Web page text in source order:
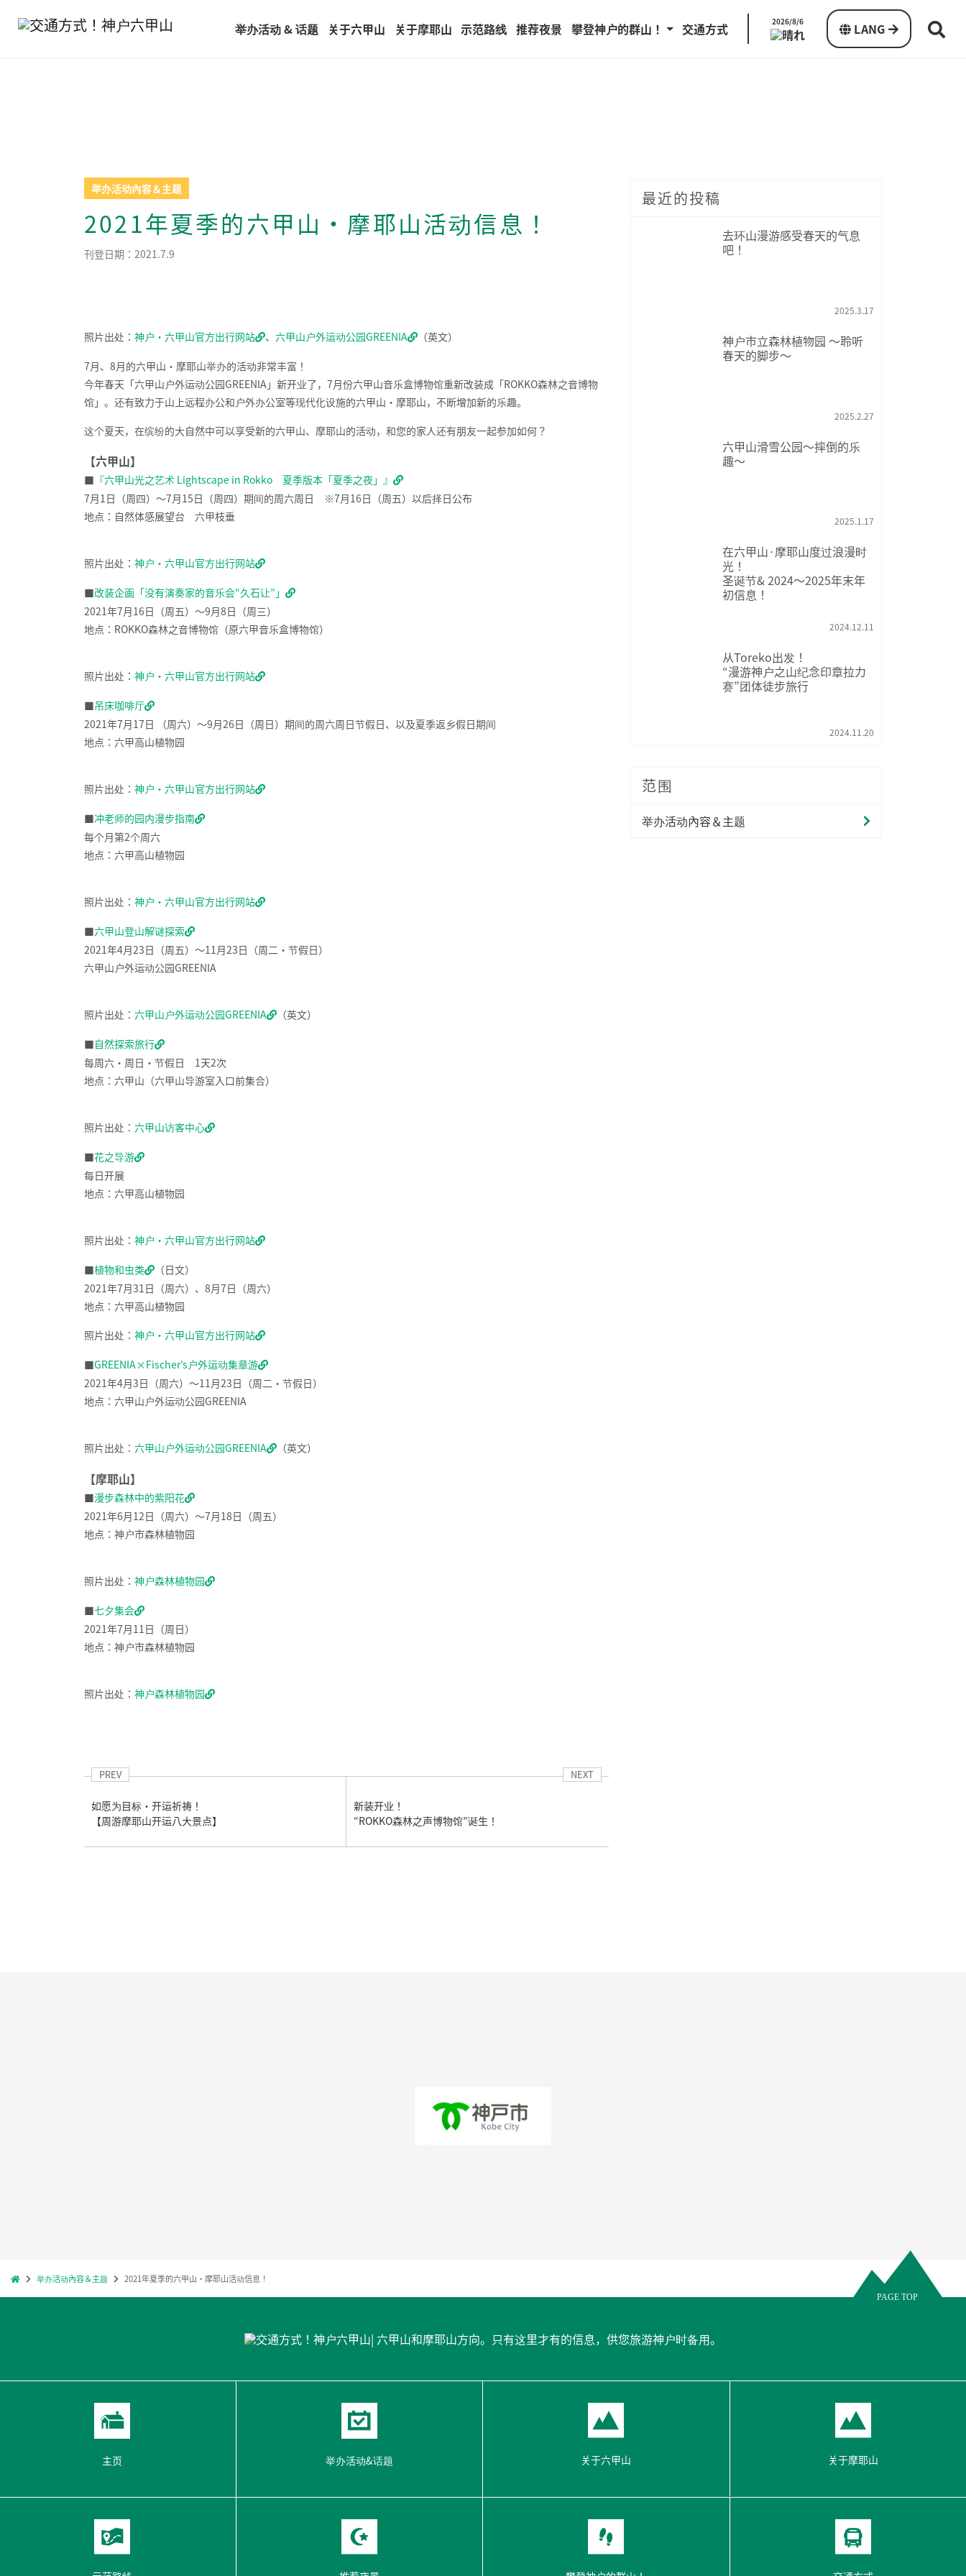
举办活动 & 话题(current)
关于六甲山 关于摩耶山 示范路线 推荐夜景 攀登神户的群山！ 交通方式 2026/8/6 LANG
举办活动內容＆主题
2021年夏季的六甲山・摩耶山活动信息！
刊登日期：2021.7.9
照片出处： 神户・六甲山官方出行网站 、 六甲山户外运动公园GREENIA （英文）
7月、8月的六甲山・摩耶山举办的活动非常丰富！
今年春天「六甲山户外运动公园GREENIA」新开业了，7月份六甲山音乐盒博物馆重新改装成「ROKKO森林之音博物
馆」。还有致力于山上远程办公和户外办公室等现代化设施的六甲山・摩耶山，不断增加新的乐趣。
这个夏天，在缤纷的大自然中可以享受新的六甲山、摩耶山的活动，和您的家人还有朋友一起参加如何？
【六甲山】
■ 『六甲山光之艺术 Lightscape in Rokko 夏季版本「夏季之夜」』
7月1日（周四）～7月15日（周四）期间的周六周日 ※7月16日（周五）以后择日公布
地点：自然体感展望台 六甲枝垂
照片出处： 神户・六甲山官方出行网站
■改装企画「没有演奏家的音乐会“久石让”」
2021年7月16日（周五）～9月8日（周三）
地点：ROKKO森林之音博物馆（原六甲音乐盒博物馆）
照片出处： 神户・六甲山官方出行网站
■吊床咖啡厅
2021年7月17日 （周六）～9月26日（周日）期间的周六周日节假日、以及夏季返乡假日期间
地点：六甲高山植物园
照片出处： 神户・六甲山官方出行网站
■冲老师的园内漫步指南
每个月第2个周六
地点：六甲高山植物园
照片出处： 神户・六甲山官方出行网站
■六甲山登山解谜探索
2021年4月23日（周五）～11月23日（周二・节假日）
六甲山户外运动公园GREENIA
照片出处： 六甲山户外运动公园GREENIA （英文）
■自然探索旅行
每周六・周日・节假日 1天2次
地点：六甲山（六甲山导游室入口前集合）
照片出处： 六甲山访客中心
■花之导游
每日开展
地点：六甲高山植物园
照片出处： 神户・六甲山官方出行网站
■植物和虫类
（日文）
2021年7月31日（周六）、8月7日（周六）
地点：六甲高山植物园
照片出处： 神户・六甲山官方出行网站
■GREENIA×Fischer’s户外运动集章游
2021年4月3日（周六）～11月23日（周二・节假日）
地点：六甲山户外运动公园GREENIA
照片出处： 六甲山户外运动公园GREENIA （英文）
【摩耶山】
■漫步森林中的紫阳花
2021年6月12日（周六）～7月18日（周五）
地点：神户市森林植物园
照片出处： 神户森林植物园
■七夕集会
2021年7月11日（周日）
地点：神户市森林植物园
照片出处： 神户森林植物园
PREV
如愿为目标・开运祈祷！
【周游摩耶山开运八大景点】
NEXT
新装开业！
“ROKKO森林之声博物馆”诞生！
最近的投稿
去环山漫游感受春天的气息
吧！
2025.3.17
神户市立森林植物园 ～聆听
春天的脚步～
2025.2.27
六甲山滑雪公园～摔倒的乐
趣～
2025.1.17
在六甲山·摩耶山度过浪漫时
光！
圣诞节& 2024～2025年末年
初信息！
2024.12.11
从Toreko出发！
“漫游神户之山纪念印章拉力
赛”团体徒步旅行
2024.11.20
范围
举办活动內容＆主题
举办活动內容＆主题 2021年夏季的六甲山・摩耶山活动信息！
主页 举办活动&话题 关于六甲山 关于摩耶山